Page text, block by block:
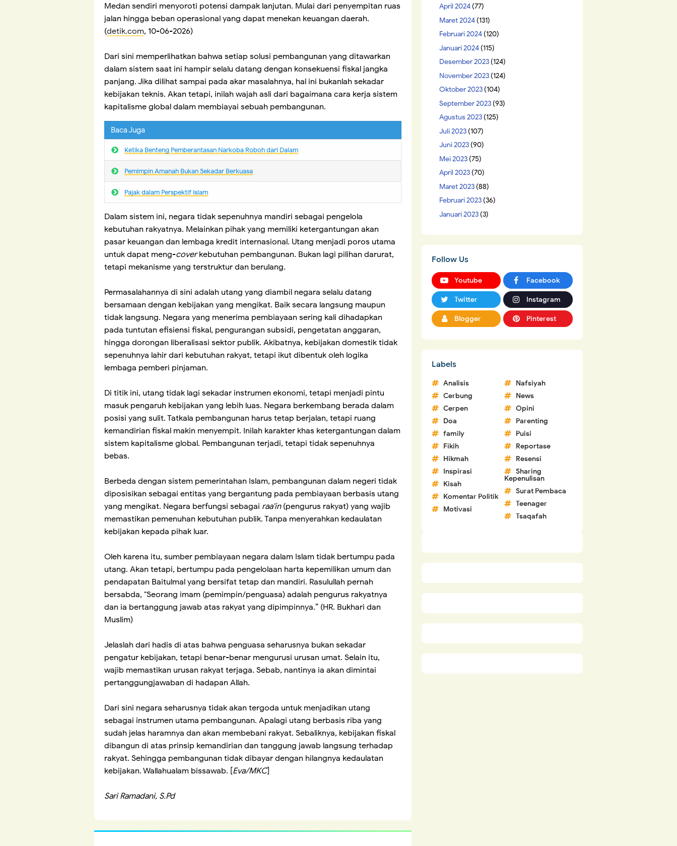
Medan sendiri menyoroti potensi dampak lanjutan. Mulai dari penyempitan ruas
jalan hingga beban operasional yang dapat menekan keuangan daerah.
(detik.com, 10-06-2026)
Dari sini memperlihatkan bahwa setiap solusi pembangunan yang ditawarkan
dalam sistem saat ini hampir selalu datang dengan konsekuensi fiskal jangka
panjang. Jika dilihat sampai pada akar masalahnya, hal ini bukanlah sekadar
kebijakan teknis. Akan tetapi, inilah wajah asli dari bagaimana cara kerja sistem
kapitalisme global dalam membiayai sebuah pembangunan.
Baca Juga
Ketika Benteng Pemberantasan Narkoba Roboh dari Dalam
Pemimpin Amanah Bukan Sekadar Berkuasa
Pajak dalam Perspektif Islam
Dalam sistem ini, negara tidak sepenuhnya mandiri sebagai pengelola
kebutuhan rakyatnya. Melainkan pihak yang memiliki ketergantungan akan
pasar keuangan dan lembaga kredit internasional. Utang menjadi poros utama
untuk dapat meng-coverkebutuhan pembangunan. Bukan lagi pilihan darurat,
tetapi mekanisme yang terstruktur dan berulang.
Permasalahannya di sini adalah utang yang diambil negara selalu datang
bersamaan dengan kebijakan yang mengikat. Baik secara langsung maupun
tidak langsung. Negara yang menerima pembiayaan sering kali dihadapkan
pada tuntutan efisiensi fiskal, pengurangan subsidi, pengetatan anggaran,
hingga dorongan liberalisasi sektor publik. Akibatnya, kebijakan domestik tidak
sepenuhnya lahir dari kebutuhan rakyat, tetapi ikut dibentuk oleh logika
lembaga pemberi pinjaman.
Di titik ini, utang tidak lagi sekadar instrumen ekonomi, tetapi menjadi pintu
masuk pengaruh kebijakan yang lebih luas. Negara berkembang berada dalam
posisi yang sulit. Tatkala pembangunan harus tetap berjalan, tetapi ruang
kemandirian fiskal makin menyempit. Inilah karakter khas ketergantungan dalam
sistem kapitalisme global. Pembangunan terjadi, tetapi tidak sepenuhnya
bebas.
Berbeda dengan sistem pemerintahan Islam, pembangunan dalam negeri tidak
diposisikan sebagai entitas yang bergantung pada pembiayaan berbasis utang
yang mengikat. Negara berfungsi sebagai raa'in(pengurus rakyat) yang wajib
memastikan pemenuhan kebutuhan publik. Tanpa menyerahkan kedaulatan
kebijakan kepada pihak luar.
Oleh karena itu, sumber pembiayaan negara dalam Islam tidak bertumpu pada
utang. Akan tetapi, bertumpu pada pengelolaan harta kepemilikan umum dan
pendapatan Baitulmal yang bersifat tetap dan mandiri. Rasulullah pernah
bersabda, "Seorang imam (pemimpin/penguasa) adalah pengurus rakyatnya
dan ia bertanggung jawab atas rakyat yang dipimpinnya.” (HR. Bukhari dan
Muslim)
Jelaslah dari hadis di atas bahwa penguasa seharusnya bukan sekadar
pengatur kebijakan, tetapi benar-benar mengurusi urusan umat. Selain itu,
wajib memastikan urusan rakyat terjaga. Sebab, nantinya ia akan dimintai
pertanggungjawaban di hadapan Allah.
Dari sini negara seharusnya tidak akan tergoda untuk menjadikan utang
sebagai instrumen utama pembangunan. Apalagi utang berbasis riba yang
sudah jelas haramnya dan akan membebani rakyat. Sebaliknya, kebijakan fiskal
dibangun di atas prinsip kemandirian dan tanggung jawab langsung terhadap
rakyat. Sehingga pembangunan tidak dibayar dengan hilangnya kedaulatan
kebijakan. Wallahualam bissawab. [Eva/MKC]
Sari Ramadani, S.Pd
April 2024(77)
Maret 2024(131)
Februari 2024(120)
Januari 2024(115)
Desember 2023(124)
November 2023(124)
Oktober 2023(104)
September 2023(93)
Agustus 2023(125)
Juli 2023(107)
Juni 2023(90)
Mei 2023(75)
April 2023(70)
Maret 2023(88)
Februari 2023(36)
Januari 2023(3)
Follow Us
Youtube Facebook
Twitter Instagram
Blogger Pinterest
Labels
Analisis
Cerbung
Cerpen
Doa
family
Fikih
Hikmah
Inspirasi
Kisah
Komentar Politik
Motivasi
Nafsiyah
News
Opini
Parenting
Puisi
Reportase
Resensi
Sharing
Kepenulisan
Surat Pembaca
Teenager
Tsaqafah